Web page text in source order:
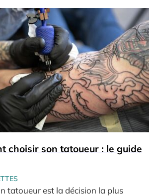
choisir son tatoueur : le guide
tatoueur est la décision la plus